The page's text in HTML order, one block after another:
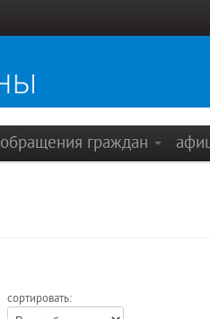
обращения граждан
сортировать: